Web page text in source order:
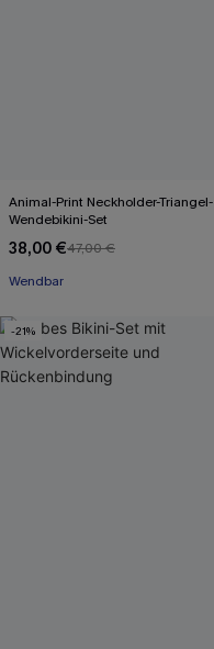
Animal-Print Neckholder-Triangel-
Wendebikini-Set
38,00 €47,00 €
Wendbar
-21%